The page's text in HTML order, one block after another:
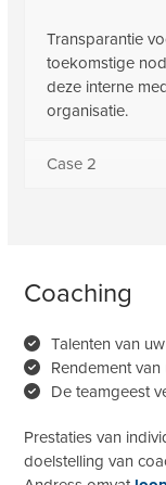
Transparantie
toekomstige
deze interne
organisatie.
Case 2
Coaching
Talenten van
Rendement
De teamgeest
Prestaties van
doelstelling van